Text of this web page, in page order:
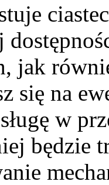
jak
się na
w
będzie